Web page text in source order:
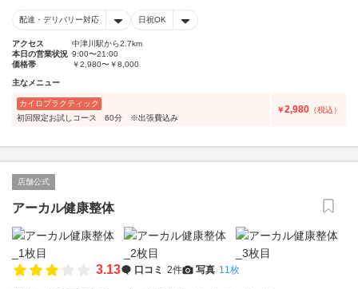
配達・デリバリー対応 日祝OK
アクセス
中津川駅から2.7km
本日の営業状況 9:00〜21:00
価格帯
￥2,980〜￥8,000
主なメニュー
カイロプラクティック
初回限定お試しコース 60分 ※出張費込み
￥2,980 （税込）
店舗公式
アーカル健康整体
3.13 口コミ 2件 写真 11枚